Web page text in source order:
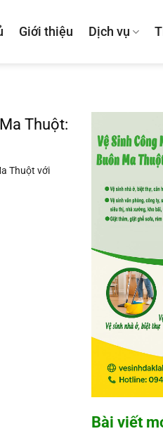
Giới thiệu Dịch vụ
Thuột:
Thuột với
Bài viết